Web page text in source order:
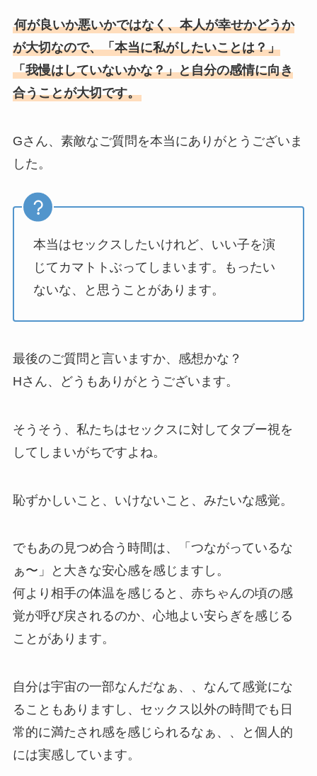
何が良いか悪いかではなく、本人が幸せかどうか
が大切なので、「本当に私がしたいことは？」
「我慢はしていないかな？」と自分の感情に向き
合うことが大切です。
Gさん、素敵なご質問を本当にありがとうございま
した。
本当はセックスしたいけれど、いい子を演
じてカマトトぶってしまいます。もったい
ないな、と思うことがあります。
最後のご質問と言いますか、感想かな？
Hさん、どうもありがとうございます。
そうそう、私たちはセックスに対してタブー視を
してしまいがちですよね。
恥ずかしいこと、いけないこと、みたいな感覚。
でもあの見つめ合う時間は、「つながっているな
ぁ〜」と大きな安心感を感じますし。
何より相手の体温を感じると、赤ちゃんの頃の感
覚が呼び戻されるのか、心地よい安らぎを感じる
ことがあります。
自分は宇宙の一部なんだなぁ、、なんて感覚にな
ることもありますし、セックス以外の時間でも日
常的に満たされ感を感じられるなぁ、、と個人的
には実感しています。